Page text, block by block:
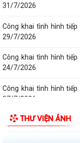
31/7/2026
Công khai tình hình
29/7/2026
Công khai tình hình
24/7/2026
Công khai tình hình
27/7/2026
THƯ VIỆN ẢNH